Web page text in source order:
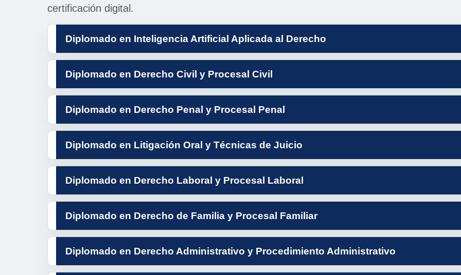
certificación digital.
Diplomado en Inteligencia Artificial Aplicada al Derecho
Diplomado en Derecho Civil y Procesal Civil
Diplomado en Derecho Penal y Procesal Penal
Diplomado en Litigación Oral y Técnicas de Juicio
Diplomado en Derecho Laboral y Procesal Laboral
Diplomado en Derecho de Familia y Procesal Familiar
Diplomado en Derecho Administrativo y Procedimiento Administrativo